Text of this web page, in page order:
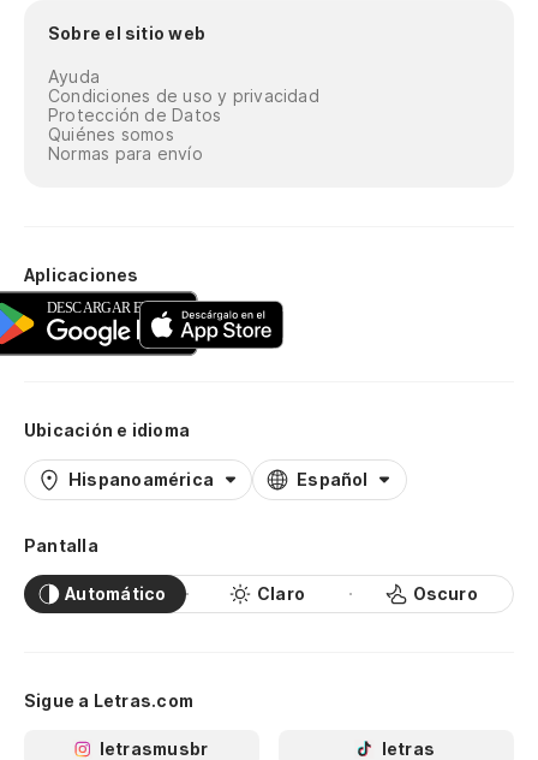
Sobre el sitio web
Ayuda
Condiciones de uso y privacidad
Protección de Datos
Quiénes somos
Normas para envío
Aplicaciones
Ubicación e idioma
Hispanoamérica Español
Pantalla
Automático Claro Oscuro
Sigue a Letras.com
letrasmusbr letras